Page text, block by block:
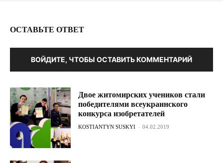
ОСТАВЬТЕ ОТВЕТ
ВОЙДИТЕ, ЧТОБЫ ОСТАВИТЬ КОММЕНТАРИЙ
Двое житомирских учеников стали
победителями всеукраинского
конкурса изобретателей
KOSTIANTYN SUSKYI - 04.02.2019